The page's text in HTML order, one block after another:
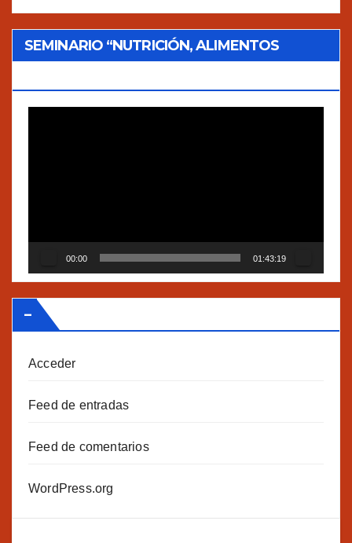
SEMINARIO “NUTRICIÓN, ALIMENTOS
00:00 01:43:19
–
Acceder
Feed de entradas
Feed de comentarios
WordPress.org